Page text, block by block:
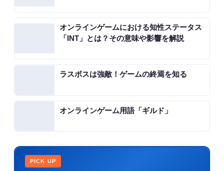
オンラインゲームにおける知性ステータス
「INT」とは？その意味や影響を解説
ラスボスは強敵！ゲームの終焉を知る
オンラインゲーム用語「ギルド」
PICK UP